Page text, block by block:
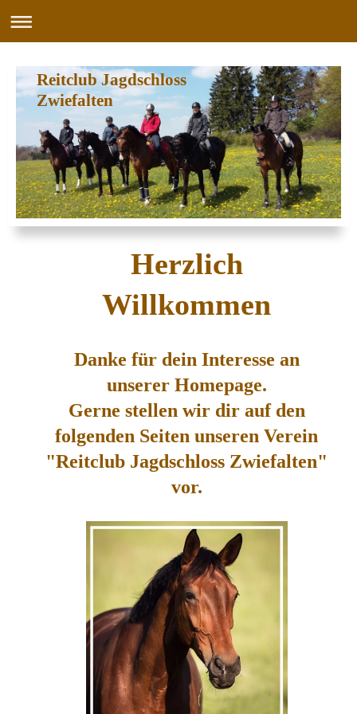
Reitclub Jagdschloss
Zwiefalten
Herzlich
Willkommen
Danke für dein Interesse an
unserer Homepage.
Gerne stellen wir dir auf den
folgenden Seiten unseren Verein
"Reitclub Jagdschloss Zwiefalten"
vor.